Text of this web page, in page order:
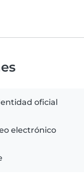
oficial
electrónico